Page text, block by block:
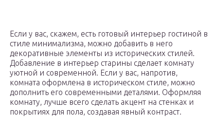
Если у вас, скажем, есть готовый интерьер гостиной в
стиле минимализма, можно добавить в него
декоративные элементы из исторических стилей.
Добавление в интерьер старины сделает комнату
уютной и современной. Если у вас, напротив,
комната оформлена в историческом стиле, можно
дополнить его современными деталями. Оформляя
комнату, лучше всего сделать акцент на стенках и
покрытиях для пола, создавая явный контраст.